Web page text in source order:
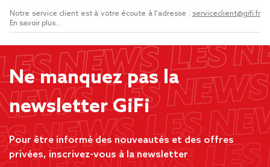
Notre service client est à votre écoute à l'adresse : serviceclient@gifi.fr
En savoir plus...
Ne manquez pas la
newsletter GiFi
Pour être informé des nouveautés et des offres
privées, inscrivez-vous à la newsletter